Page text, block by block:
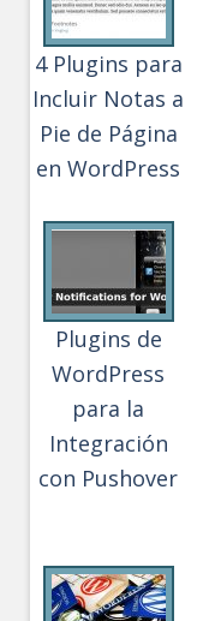
4 Plugins para
Incluir Notas a
Pie de Página
en WordPress
Plugins de
WordPress
para la
Integración
con Pushover